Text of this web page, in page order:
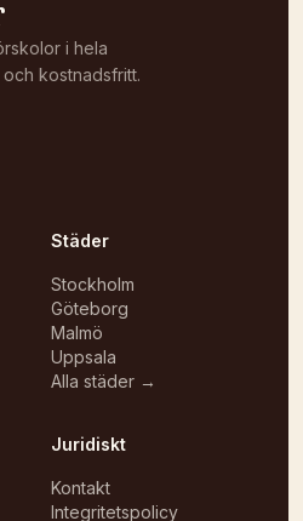
i hela
kostnadsfritt.
Städer
Stockholm
Göteborg
Malmö
Uppsala
Alla städer →
Juridiskt
Kontakt
Integritetspolicy